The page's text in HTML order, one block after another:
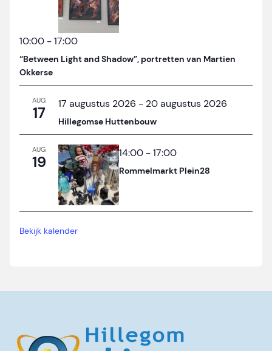
10:00 -17:00
“Between Light and Shadow”, portretten van Martien
Okkerse
AUG
17 17 augustus 2026 - 20 augustus 2026
Hillegomse Huttenbouw
AUG
19 14:00 -17:00
Rommelmarkt Plein28
Bekijk kalender